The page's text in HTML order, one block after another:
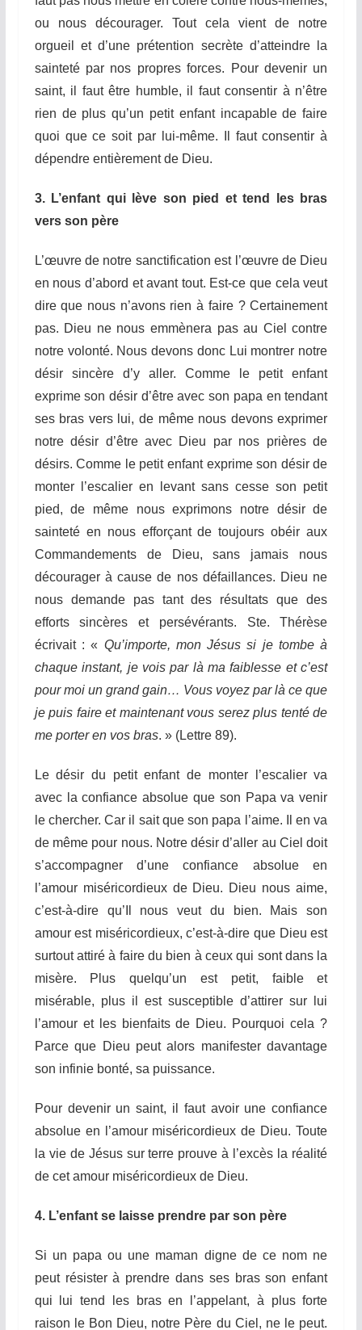
ou nous décourager. Tout cela vient de notre
orgueil et d’une prétention secrète d’atteindre la
sainteté par nos propres forces. Pour devenir un
saint, il faut être humble, il faut consentir à n’être
rien de plus qu’un petit enfant incapable de faire
quoi que ce soit par lui-même. Il faut consentir à
dépendre entièrement de Dieu.
3. L’enfant qui lève son pied et tend les bras
vers son père
L’œuvre de notre sanctification est l’œuvre de Dieu
en nous d’abord et avant tout. Est-ce que cela veut
dire que nous n’avons rien à faire ? Certainement
pas. Dieu ne nous emmènera pas au Ciel contre
notre volonté. Nous devons donc Lui montrer notre
désir sincère d’y aller. Comme le petit enfant
exprime son désir d’être avec son papa en tendant
ses bras vers lui, de même nous devons exprimer
notre désir d’être avec Dieu par nos prières de
désirs. Comme le petit enfant exprime son désir de
monter l’escalier en levant sans cesse son petit
pied, de même nous exprimons notre désir de
sainteté en nous efforçant de toujours obéir aux
Commandements de Dieu, sans jamais nous
décourager à cause de nos défaillances. Dieu ne
nous demande pas tant des résultats que des
efforts sincères et persévérants. Ste. Thérèse
écrivait : « Qu’importe, mon Jésus si je tombe à
chaque instant, je vois par là ma faiblesse et c’est
pour moi un grand gain… Vous voyez par là ce que
je puis faire et maintenant vous serez plus tenté de
me porter en vos bras. » (Lettre 89).
Le désir du petit enfant de monter l’escalier va
avec la confiance absolue que son Papa va venir
le chercher. Car il sait que son papa l’aime. Il en va
de même pour nous. Notre désir d’aller au Ciel doit
s’accompagner d’une confiance absolue en
l’amour miséricordieux de Dieu. Dieu nous aime,
c’est-à-dire qu’Il nous veut du bien. Mais son
amour est miséricordieux, c’est-à-dire que Dieu est
surtout attiré à faire du bien à ceux qui sont dans la
misère. Plus quelqu’un est petit, faible et
misérable, plus il est susceptible d’attirer sur lui
l’amour et les bienfaits de Dieu. Pourquoi cela ?
Parce que Dieu peut alors manifester davantage
son infinie bonté, sa puissance.
Pour devenir un saint, il faut avoir une confiance
absolue en l’amour miséricordieux de Dieu. Toute
la vie de Jésus sur terre prouve à l’excès la réalité
de cet amour miséricordieux de Dieu.
4. L’enfant se laisse prendre par son père
Si un papa ou une maman digne de ce nom ne
peut résister à prendre dans ses bras son enfant
qui lui tend les bras en l’appelant, à plus forte
raison le Bon Dieu, notre Père du Ciel, ne le peut.